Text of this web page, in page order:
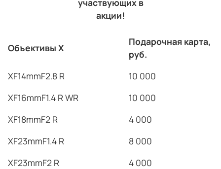
акции!
Объективы Х
Подарочная карта,
руб.
XF14mmF2.8 R
10 000
XF16mmF1.4 R WR
10 000
XF18mmF2 R
4 000
XF23mmF1.4 R
8 000
XF23mmF2 R
4 000